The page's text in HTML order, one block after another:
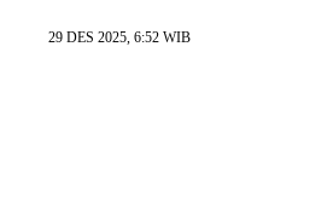
29 DES 2025, 6:52 WIB